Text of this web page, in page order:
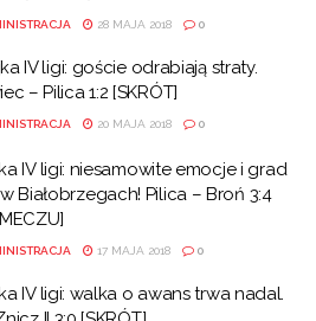
28 MAJA 2018 0
IV ligi: goście odrabiają straty.
– Pilica 1:2 [SKRÓT]
20 MAJA 2018 0
IV ligi: niesamowite emocje i grad
Białobrzegach! Pilica – Broń 3:4
17 MAJA 2018 0
IV ligi: walka o awans trwa nadal.